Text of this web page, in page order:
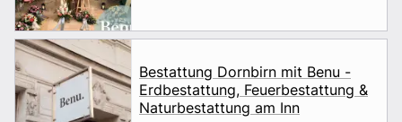
Bestattung Dornbirn mit Benu -
Erdbestattung, Feuerbestattung &
Naturbestattung am Inn